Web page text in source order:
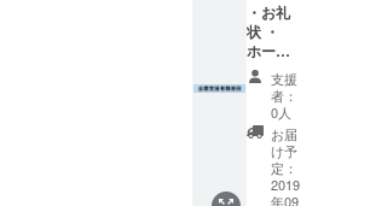
・お礼
状 ・
ホーム
ページ
作成後
パトロ
ン紹介
ページ
「仮」
での企
支援
者：
0人
お届
け予
定：
2019
年09